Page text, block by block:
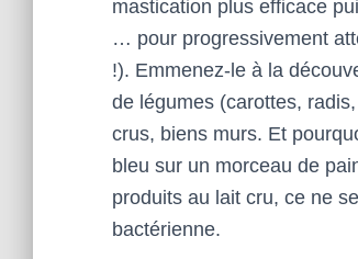
mastication plus efficace
… pour progressivement
!). Emmenez-le à la
de légumes (carottes,
crus, biens murs. Et
bleu sur un morceau de
produits au lait cru, ce ne
bactérienne.